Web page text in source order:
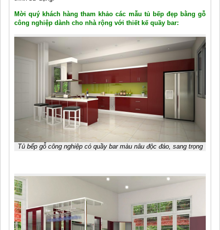
Mời quý khách hàng tham khảo các mẫu tủ bếp đẹp bằng gỗ
công nghiệp dành cho nhà rộng với thiết kế quầy bar:
Tủ bếp gỗ công nghiệp có quầy bar màu nâu độc đáo, sang trọng